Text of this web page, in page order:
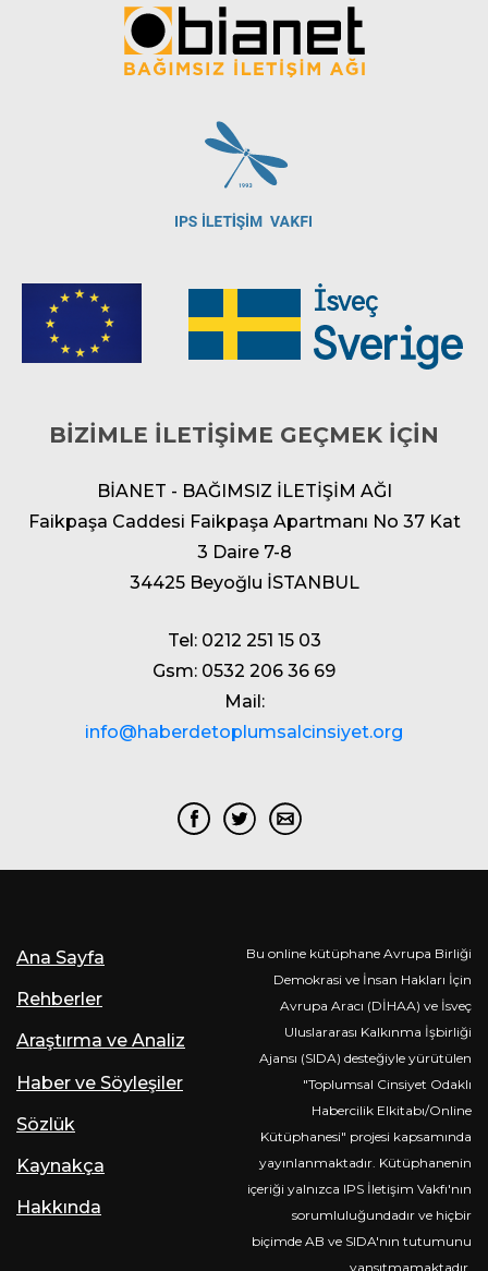
BİZİMLE İLETİŞİME GEÇMEK İÇİN
BİANET - BAĞIMSIZ İLETİŞİM AĞI
Faikpaşa Caddesi Faikpaşa Apartmanı No 37 Kat
3 Daire 7-8
34425 Beyoğlu İSTANBUL
Tel: 0212 251 15 03
Gsm: 0532 206 36 69
Mail:
info@haberdetoplumsalcinsiyet.org
Ana Sayfa
Rehberler
Araştırma ve Analiz
Haber ve Söyleşiler
Sözlük
Kaynakça
Hakkında
Bu online kütüphane Avrupa Birliği
Demokrasi ve İnsan Hakları İçin
Avrupa Aracı (DİHAA) ve İsveç
Uluslararası Kalkınma İşbirliği
Ajansı (SIDA) desteğiyle yürütülen
"Toplumsal Cinsiyet Odaklı
Habercilik Elkitabı/Online
Kütüphanesi" projesi kapsamında
yayınlanmaktadır. Kütüphanenin
içeriği yalnızca IPS İletişim Vakfı'nın
sorumluluğundadır ve hiçbir
biçimde AB ve SIDA'nın tutumunu
yansıtmamaktadır.